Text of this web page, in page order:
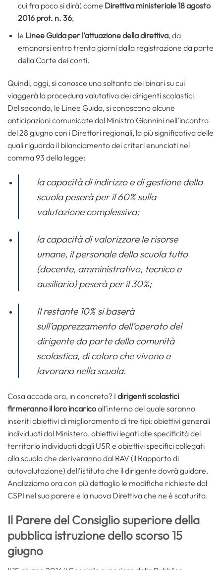
cui fra poco si dirà) come Direttiva ministeriale 18 agosto
2016 prot. n. 36;
le LineeGuida per l’attuazione della direttiva, da
emanarsi entro trenta giorni dalla registrazione da parte
della Corte dei conti.
Quindi, oggi, si conosce uno soltanto dei binari su cui
viaggerà la procedura valutativa dei dirigenti scolastici.
Del secondo, le Linee Guida, si conoscono alcune
anticipazioni comunicate dal Ministro Giannini nell’incontro
del 28 giugno con i Direttori regionali, la più significativa delle
quali riguarda il bilanciamento dei criteri enunciati nel
comma 93 della legge:
la capacità di indirizzo e di gestione della
scuola peserà per il 60% sulla
valutazione complessiva;
la capacità di valorizzare le risorse
umane, il personale della scuola tutto
(docente, amministrativo, tecnico e
ausiliario) peserà per il 30%;
Il restante 10% si baserà
sull’apprezzamento dell’operato del
dirigente da parte della comunità
scolastica, di coloro che vivono e
lavorano nella scuola.
Cosa accade ora, in concreto? I dirigenti scolastici
firmeranno il loro incaricoall’interno del quale saranno
inseriti obiettivi di miglioramento di tre tipi: obiettivi generali
individuati dal Ministero, obiettivi legati alle specificità del
territorio individuati dagli USR e obiettivi specifici collegati
alla scuola che deriveranno dal RAV (il Rapporto di
autovalutazione) dell’istituto che il dirigente dovrà guidare.
Analizziamo ora con più dettaglio le modifiche richieste dal
CSPI nel suo parere e la nuova Direttiva che ne è scaturita.
Il Parere del Consiglio superiore della
pubblica istruzione dello scorso 15
giugno